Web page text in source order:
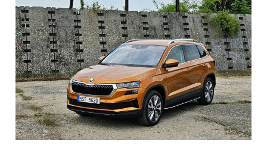
a
Škoda:
Karoq
i
Yeti
drží
nadprůměr.
Víme,
kde
se
ale
objevují
typické
slabiny